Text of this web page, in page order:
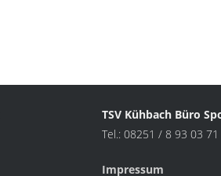
TSV Kühbach Büro
Tel.: 08251 / 8 93 03 71
Impressum